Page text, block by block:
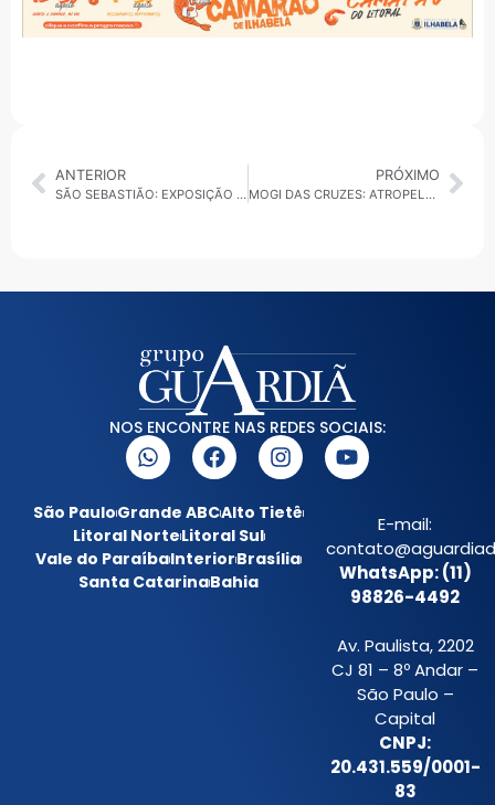
ANTERIOR
SÃO SEBASTIÃO: EXPOSIÇÃO “CUIDE-SE” TRANSFORMA RESÍDUOS EM ARTE
PRÓXIMO
MOGI DAS CRUZES: ATROPELAMENTO MATA HOMEM NA RODOVIA MOGI-BERTIOGA
NOS ENCONTRE NAS REDES SOCIAIS:
São PauloGrande ABCAlto Tietê
Litoral NorteLitoral Sul
Vale do ParaíbaInteriorBrasília
Santa CatarinaBahia
E-mail:
WhatsApp: (11)
98826-4492
Av. Paulista, 2202
CJ 81 – 8º Andar –
São Paulo –
Capital
CNPJ:
20.431.559/0001-
83